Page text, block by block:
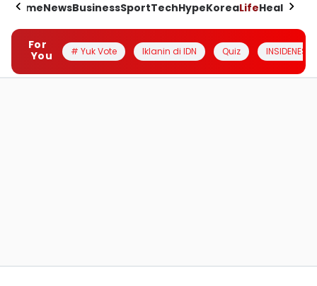
HomeNewsBusinessSportTechHypeKoreaLifeHealth
For
You
# Yuk Vote Iklanin di IDN Quiz INSIDENESIA